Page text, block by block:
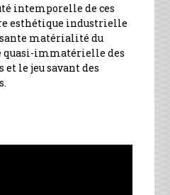
intemporelle de ces
esthétique industrielle
matérialité du
quasi-immatérielle des
le jeu savant des